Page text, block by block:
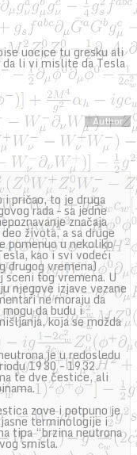
uocice tu gresku ali
li vi mislite da Tesla
i pričao, to je druga
rada – sa jedne
značaja
života, a sa druge
pomenuo u nekoliko
kao i svi vodeći
drugog vremena)
sceni tog vremena. U
njegove izjave vezane
ne moraju da
da budu i
koja se možda
je u redosledu
1930 – 1932.
te dve čestice, ali
zove i potpuno je
terminologije i
tipa “brzina neutrona
smisla.